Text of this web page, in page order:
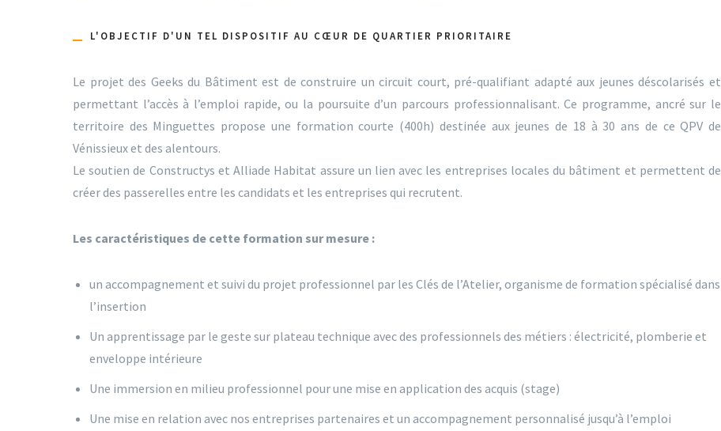
L'OBJECTIF D'UN TEL DISPOSITIF AU CŒUR DE QUARTIER PRIORITAIRE
Le projet des Geeks du Bâtiment est de construire un circuit court, pré-qualifiant adapté aux jeunes déscolarisés et
permettant l’accès à l’emploi rapide, ou la poursuite d’un parcours professionnalisant. Ce programme, ancré sur le
territoire des Minguettes propose une formation courte (400h) destinée aux jeunes de 18 à 30 ans de ce QPV de
Vénissieux et des alentours.
Le soutien de Constructys et Alliade Habitat assure un lien avec les entreprises locales du bâtiment et permettent de
créer des passerelles entre les candidats et les entreprises qui recrutent.
Les caractéristiques de cette formation sur mesure :
un accompagnement et suivi du projet professionnel par les Clés de l’Atelier, organisme de formation spécialisé dans
l’insertion
Un apprentissage par le geste sur plateau technique avec des professionnels des métiers : électricité, plomberie et
enveloppe intérieure
Une immersion en milieu professionnel pour une mise en application des acquis (stage)
Une mise en relation avec nos entreprises partenaires et un accompagnement personnalisé jusqu’à l’emploi